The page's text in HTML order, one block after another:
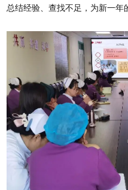
总结经验、查找不足，为新一年